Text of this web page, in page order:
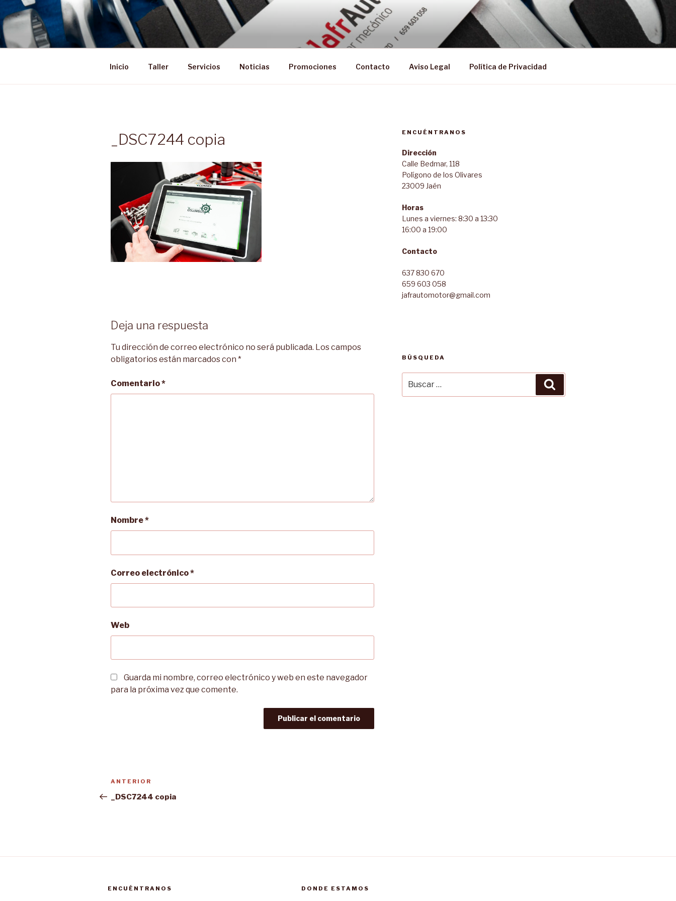
Saltar
al
contenido
Inicio Taller Servicios Noticias Promociones Contacto Aviso Legal Política de Privacidad
_DSC7244 copia
Deja una respuesta
Tu dirección de correo electrónico no será publicada. Los campos
obligatorios están marcados con *
Comentario*
Nombre*
Correo electrónico*
Web
Guarda mi nombre, correo electrónico y web en este navegador
para la próxima vez que comente.
Navegación
de
Entrada
anterior:
ANTERIOR
_DSC7244 copia
ENCUÉNTRANOS
Dirección
Calle Bedmar, 118
Polígono de los Olivares
23009 Jaén
Horas
Lunes a viernes: 8:30 a 13:30
16:00 a 19:00
Contacto
637 830 670
659 603 058
jafrautomotor@gmail.com
BÚSQUEDA
por:
ENCUÉNTRANOS DONDE ESTAMOS